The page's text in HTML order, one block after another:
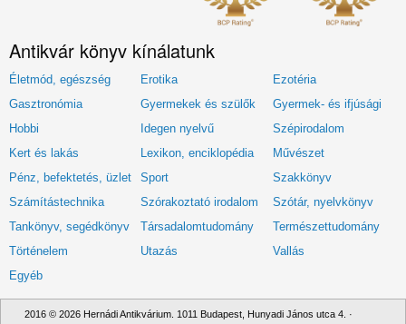
Antikvár könyv kínálatunk
Életmód, egészség Erotika
Ezotéria
Gasztronómia
Gyermekek és szülők
Gyermek- és ifjúsági
Hobbi
Idegen nyelvű
Szépirodalom
Kert és lakás
Lexikon, enciklopédia
Művészet
Pénz, befektetés, üzlet
Sport
Szakkönyv
Számítástechnika
Szórakoztató irodalom
Szótár, nyelvkönyv
Tankönyv, segédkönyv
Társadalomtudomány
Természettudomány
Történelem
Utazás
Vallás
Egyéb
2016 © 2026 Hernádi Antikvárium. 1011 Budapest, Hunyadi János utca 4. ·